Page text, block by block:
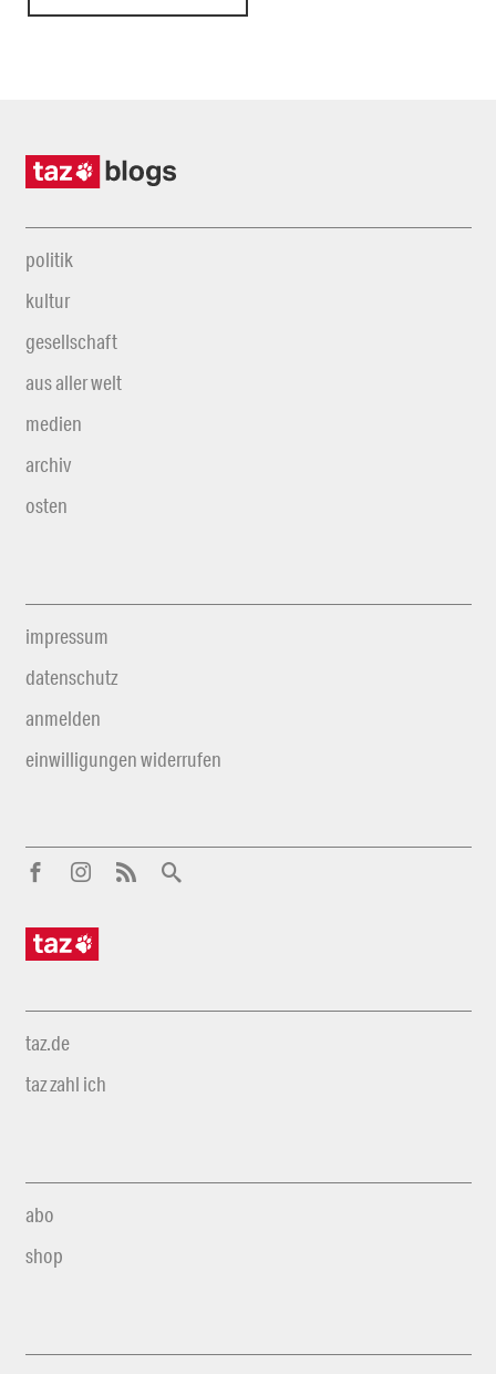
politik
kultur
gesellschaft
aus aller welt
medien
archiv
osten
impressum
datenschutz
anmelden
einwilligungen widerrufen
taz.de
taz zahl ich
abo
shop